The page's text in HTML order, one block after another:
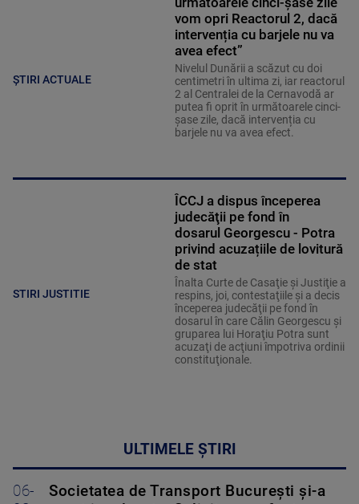
ȘTIRI ACTUALE
vom opri Reactorul 2, dacă
intervenția cu barjele nu va
avea efect”
Nivelul Dunării a scăzut cu doi
centimetri în ultima zi, iar reactorul
2 al Centralei de la Cernavodă ar
putea fi oprit în următoarele cinci-
șase zile, dacă intervenția cu
barjele nu va avea efect.
STIRI JUSTITIE
ÎCCJ a dispus începerea
judecăţii pe fond în
dosarul Georgescu - Potra
privind acuzațiile de lovitură
de stat
Înalta Curte de Casaţie şi Justiţie a
respins, joi, contestaţiile şi a decis
începerea judecăţii pe fond în
dosarul în care Călin Georgescu şi
gruparea lui Horaţiu Potra sunt
acuzaţi de acţiuni împotriva ordinii
constituţionale.
ULTIMELE ȘTIRI
06-
Societatea de Transport București și-a